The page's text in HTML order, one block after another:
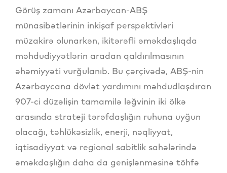
Görüş zamanı Azərbaycan-ABŞ
münasibətlərinin inkişaf perspektivləri
müzakirə olunarkən, ikitərəfli əməkdaşlıqda
məhdudiyyətlərin aradan qaldırılmasının
əhəmiyyəti vurğulanıb. Bu çərçivədə, ABŞ-nin
Azərbaycana dövlət yardımını məhdudlaşdıran
907-ci düzəlişin tamamilə ləğvinin iki ölkə
arasında strateji tərəfdaşlığın ruhuna uyğun
olacağı, təhlükəsizlik, enerji, nəqliyyat,
iqtisadiyyat və regional sabitlik sahələrində
əməkdaşlığın daha da genişlənməsinə töhfə